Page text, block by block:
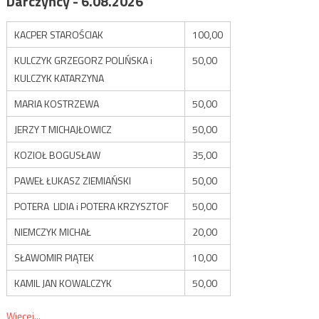
KACPER STAROŚCIAK
100,00
KULCZYK GRZEGORZ POLIŃSKA i
KULCZYK KATARZYNA
50,00
MARIA KOSTRZEWA
50,00
JERZY T MICHAJŁOWICZ
50,00
KOZIOŁ BOGUSŁAW
35,00
PAWEŁ ŁUKASZ ZIEMIAŃSKI
50,00
POTERA LIDIA i POTERA KRZYSZTOF
50,00
NIEMCZYK MICHAŁ
20,00
SŁAWOMIR PIĄTEK
10,00
KAMIL JAN KOWALCZYK
50,00
Więcej...